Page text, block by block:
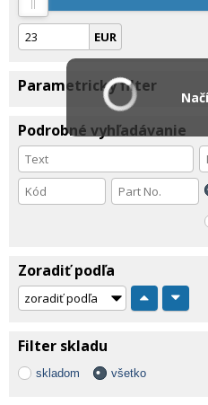
EUR
Parametrický filter
Podrobné vyhľadávanie
Zoradiť podľa
Filter skladu
skladom všetko